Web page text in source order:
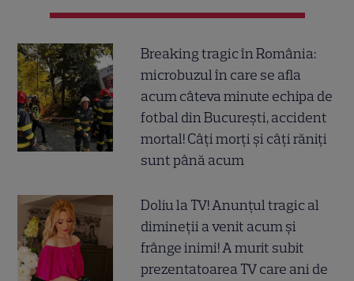
Breaking tragic în România:
microbuzul în care se afla
acum câteva minute echipa de
fotbal din București, accident
mortal! Câți morți și câți răniți
sunt până acum
Doliu la TV! Anunțul tragic al
dimineții a venit acum și
frânge inimi! A murit subit
prezentatoarea TV care ani de